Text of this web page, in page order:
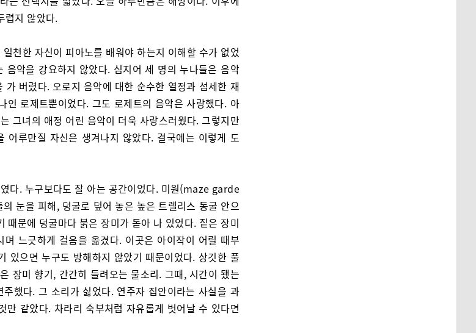
렵지 않았다.
천한 자신이 피아노를 배워야 하는지 이해할 수가 없었
음악을 강요하지 않았다. 심지어 세 명의 누나들은 음악
가 버렸다. 오로지 음악에 대한 순수한 열정과 섬세한 재
인 로제트뿐이었다. 그도 로제트의 음악은 사랑했다. 아
그녀의 애정 어린 음악이 더욱 사랑스러웠다. 그렇지만
어루만질 자신은 생겨나지 않았다. 결국에는 이렇게 도
다. 누구보다도 잘 아는 공간이었다. 미원(maze garde
눈을 피해, 덩굴로 덮어 놓은 높은 트렐리스 동굴 안으
때문에 덩굴마다 붉은 장미가 돋아 나 있었다. 짙은 장미
며 느긋하게 걸음을 옮겼다. 이곳은 아이작이 어릴 때부
있으면 누구도 방해하지 않았기 때문이었다. 상깃한 풀
장미 향기, 간간히 들려오는 물소리. 그때, 시간이 됐는
했다. 그 소리가 싫었다. 연주자 집안이라는 사실을 과
만 같았다. 차라리 숙부처럼 자유롭게 벗어날 수 있다면